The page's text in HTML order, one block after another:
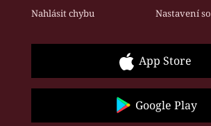
Nahlásit chybu Nastavení
App Store
Google Play